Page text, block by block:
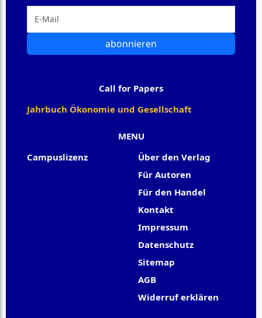
MENU
Campuslizenz
Über den Verlag
Für Autoren
Für den Handel
Kontakt
Impressum
Datenschutz
Sitemap
AGB
Widerruf erklären
abonnieren
Call for Papers
Jahrbuch Ökonomie und Gesellschaft